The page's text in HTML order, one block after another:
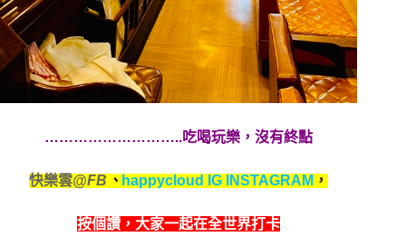
………………………..吃喝玩樂，沒有終點
快樂雲@FB 、 happycloud IG INSTAGRAM ，
按個讚， 大家一起在全世界打卡